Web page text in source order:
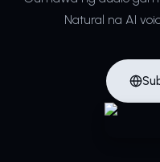
Natural na AI